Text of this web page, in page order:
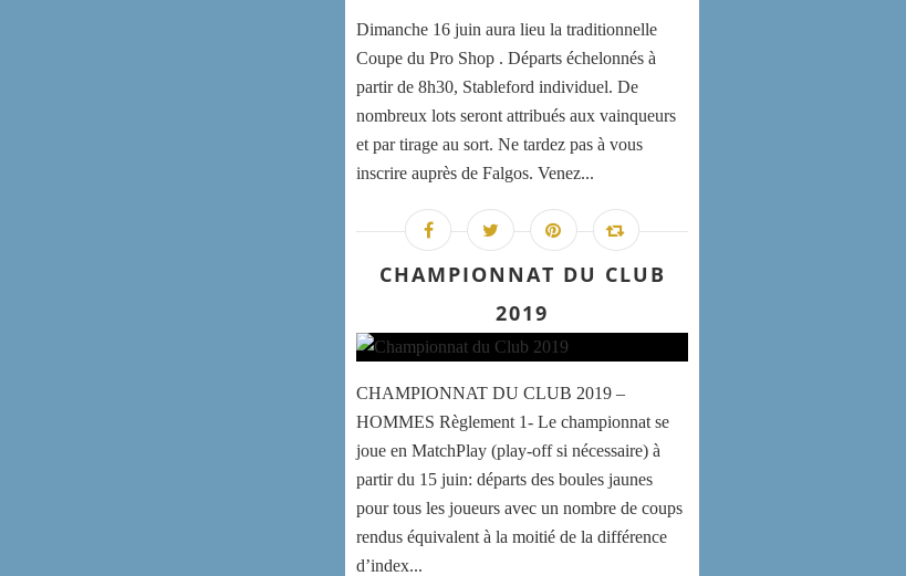
Dimanche 16 juin aura lieu la traditionnelle
Coupe du Pro Shop . Départs échelonnés à
partir de 8h30, Stableford individuel. De
nombreux lots seront attribués aux vainqueurs
et par tirage au sort. Ne tardez pas à vous
inscrire auprès de Falgos. Venez...
CHAMPIONNAT DU CLUB
2019
CHAMPIONNAT DU CLUB 2019 –
HOMMES Règlement 1- Le championnat se
joue en MatchPlay (play-off si nécessaire) à
partir du 15 juin: départs des boules jaunes
pour tous les joueurs avec un nombre de coups
rendus équivalent à la moitié de la différence
d’index...